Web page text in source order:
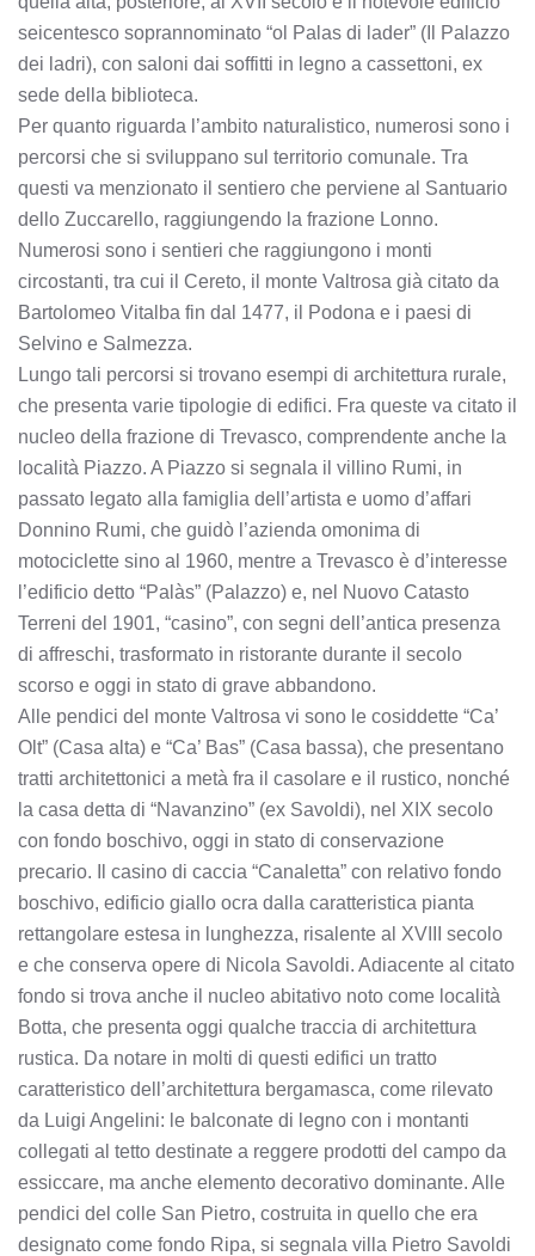
seicentesco soprannominato “ol Palas di lader” (Il Palazzo
dei ladri), con saloni dai soffitti in legno a cassettoni, ex
sede della biblioteca.
Per quanto riguarda l’ambito naturalistico, numerosi sono i
percorsi che si sviluppano sul territorio comunale. Tra
questi va menzionato il sentiero che perviene al Santuario
dello Zuccarello, raggiungendo la frazione Lonno.
Numerosi sono i sentieri che raggiungono i monti
circostanti, tra cui il Cereto, il monte Valtrosa già citato da
Bartolomeo Vitalba fin dal 1477, il Podona e i paesi di
Selvino e Salmezza.
Lungo tali percorsi si trovano esempi di architettura rurale,
che presenta varie tipologie di edifici. Fra queste va citato il
nucleo della frazione di Trevasco, comprendente anche la
località Piazzo. A Piazzo si segnala il villino Rumi, in
passato legato alla famiglia dell’artista e uomo d’affari
Donnino Rumi, che guidò l’azienda omonima di
motociclette sino al 1960, mentre a Trevasco è d’interesse
l’edificio detto “Palàs” (Palazzo) e, nel Nuovo Catasto
Terreni del 1901, “casino”, con segni dell’antica presenza
di affreschi, trasformato in ristorante durante il secolo
scorso e oggi in stato di grave abbandono.
Alle pendici del monte Valtrosa vi sono le cosiddette “Ca’
Olt” (Casa alta) e “Ca’ Bas” (Casa bassa), che presentano
tratti architettonici a metà fra il casolare e il rustico, nonché
la casa detta di “Navanzino” (ex Savoldi), nel XIX secolo
con fondo boschivo, oggi in stato di conservazione
precario. Il casino di caccia “Canaletta” con relativo fondo
boschivo, edificio giallo ocra dalla caratteristica pianta
rettangolare estesa in lunghezza, risalente al XVIII secolo
e che conserva opere di Nicola Savoldi. Adiacente al citato
fondo si trova anche il nucleo abitativo noto come località
Botta, che presenta oggi qualche traccia di architettura
rustica. Da notare in molti di questi edifici un tratto
caratteristico dell’architettura bergamasca, come rilevato
da Luigi Angelini: le balconate di legno con i montanti
collegati al tetto destinate a reggere prodotti del campo da
essiccare, ma anche elemento decorativo dominante. Alle
pendici del colle San Pietro, costruita in quello che era
designato come fondo Ripa, si segnala villa Pietro Savoldi